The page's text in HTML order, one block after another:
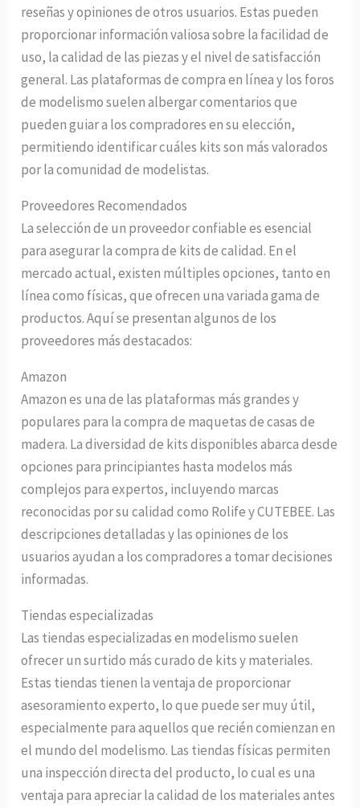
reseñas y opiniones de otros usuarios. Estas pueden
proporcionar información valiosa sobre la facilidad de
uso, la calidad de las piezas y el nivel de satisfacción
general. Las plataformas de compra en línea y los foros
de modelismo suelen albergar comentarios que
pueden guiar a los compradores en su elección,
permitiendo identificar cuáles kits son más valorados
por la comunidad de modelistas.
Proveedores Recomendados
La selección de un proveedor confiable es esencial
para asegurar la compra de kits de calidad. En el
mercado actual, existen múltiples opciones, tanto en
línea como físicas, que ofrecen una variada gama de
productos. Aquí se presentan algunos de los
proveedores más destacados:
Amazon
Amazon es una de las plataformas más grandes y
populares para la compra de maquetas de casas de
madera. La diversidad de kits disponibles abarca desde
opciones para principiantes hasta modelos más
complejos para expertos, incluyendo marcas
reconocidas por su calidad como Rolife y CUTEBEE. Las
descripciones detalladas y las opiniones de los
usuarios ayudan a los compradores a tomar decisiones
informadas.
Tiendas especializadas
Las tiendas especializadas en modelismo suelen
ofrecer un surtido más curado de kits y materiales.
Estas tiendas tienen la ventaja de proporcionar
asesoramiento experto, lo que puede ser muy útil,
especialmente para aquellos que recién comienzan en
el mundo del modelismo. Las tiendas físicas permiten
una inspección directa del producto, lo cual es una
ventaja para apreciar la calidad de los materiales antes